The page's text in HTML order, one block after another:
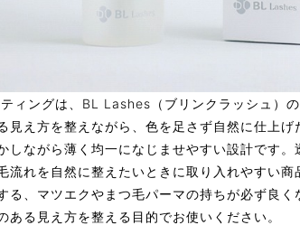
ィングは、BL Lashes（ブリンクラッシュ）
え方を整えながら、色を足さず自然に仕上げ
しながら薄く均一になじませやすい設計です
れを自然に整えたいときに取り入れやすい商
る、マツエクやまつ毛パーマの持ちが必ず良
る見え方を整える目的でお使いください。